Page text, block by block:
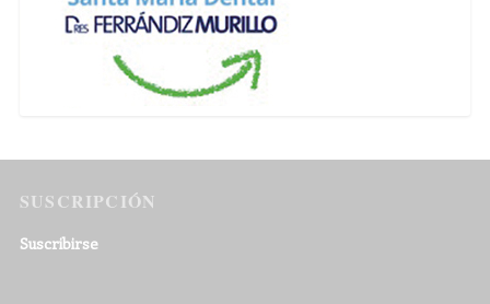
SUSCRIPCIÓN
Suscribirse